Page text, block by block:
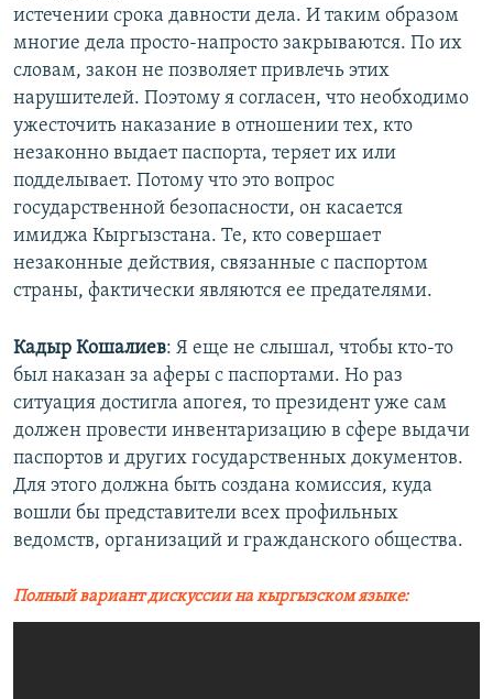
истечении срока давности дела. И таким образом
многие дела просто-напросто закрываются. По их
словам, закон не позволяет привлечь этих
нарушителей. Поэтому я согласен, что необходимо
ужесточить наказание в отношении тех, кто
незаконно выдает паспорта, теряет их или
подделывает. Потому что это вопрос
государственной безопасности, он касается
имиджа Кыргызстана. Те, кто совершает
незаконные действия, связанные с паспортом
страны, фактически являются ее предателями.
Кадыр Кошалиев: Я еще не слышал, чтобы кто-то
был наказан за аферы с паспортами. Но раз
ситуация достигла апогея, то президент уже сам
должен провести инвентаризацию в сфере выдачи
паспортов и других государственных документов.
Для этого должна быть создана комиссия, куда
вошли бы представители всех профильных
ведомств, организаций и гражданского общества.
Полный вариант дискуссии на кыргызском языке: